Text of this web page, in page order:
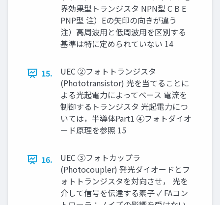
界効果型トランジスタ NPN型 C B E
PNP型 注）Eの矢印の向きが違う
注）高周波用と低周波用を区別する
基準は特に定められていない 14
15.
UEC ②フォトトランジスタ
(Phototransistor) 光を当てることに
よる光起電力によってベース 電流を
制御するトランジスタ 光起電力につ
いては，半導体Part1 ④フォトダイオ
ード原理を参照 15
16.
UEC ③フォトカップラ
(Photocoupler) 発光ダイオードとフ
ォトトランジスタを対向させ， 光を
介して信号を伝達する素子 ✓ FAコン